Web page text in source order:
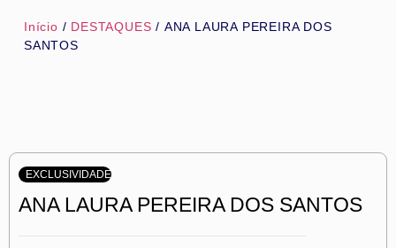
Início / DESTAQUES / ANA LAURA PEREIRA DOS
SANTOS
EXCLUSIVIDADE
ANA LAURA PEREIRA DOS SANTOS